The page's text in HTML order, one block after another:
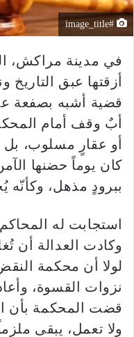
#image_title
في مدينة مراكش،
أزقتها عبق التاريخ
قضية أشبه بصفعة
أبٌ وقف أمام
أو عقارٍ مسلوب، بل
كان يوماً حضنها
ببرودٍ مذهل، وكأنّه
استجابت له المحاكم
وكادت العدالة أن
لولا أن محكمة
نزوات القسوة،
قضت المحكمة بأن
ولا تعمل، يبقى